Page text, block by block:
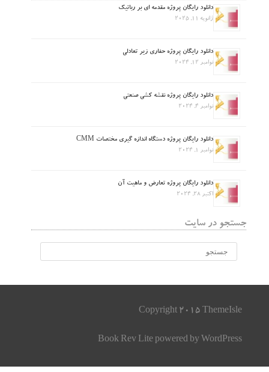
دانلود رایگان پروژه مقدمه ای بر رباتیک
ژانویه 11, 2025
دانلود رایگان پروژه حفاری زیر تعادلی
نوامبر 12, 2024
دانلود رایگان پروژه نقشه کشی صنعتی
نوامبر 4, 2024
دانلود رایگان پروژه دستگاه اندازه گیری مختصات CMM
نوامبر 1, 2024
دانلود رایگان پروژه تعارض و ماهیت آن
اکتبر 28, 2024
جستجو در سایت
Copyright 2015 ThemeIsle
Book Rev Lite powered by WordPress